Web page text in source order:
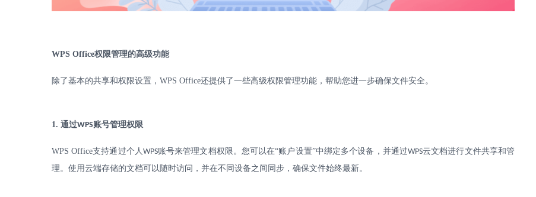
WPS Office权限管理的高级功能
除了基本的共享和权限设置， WPS Office还提供了一些高级权限管理功能，帮助您进一步确保文件安全。
1. 通过WPS账号管理权限
WPS Office支持通过个人WPS账号来管理文档权限。您可以在“账户设置”中绑定多个设备，并通过WPS云文档进行文件共享和管
理。使用云端存储的文档可以随时访问，并在不同设备之间同步，确保文件始终最新。